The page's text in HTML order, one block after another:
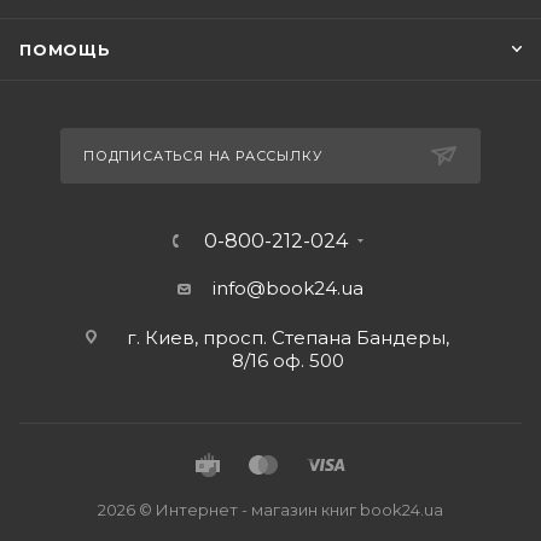
ПОМОЩЬ
ПОДПИСАТЬСЯ НА РАССЫЛКУ
0-800-212-024
info@book24.ua
г. Киев, просп. Степана Бандеры,
8/16 оф. 500
2026 © Интернет - магазин книг book24.ua